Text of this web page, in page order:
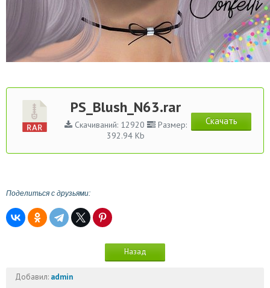
PS_Blush_N63.rar
Скачиваний: 12920
Размер:
392.94 Kb
Скачать
Поделиться с друзьями:
Назад
Добавил: admin